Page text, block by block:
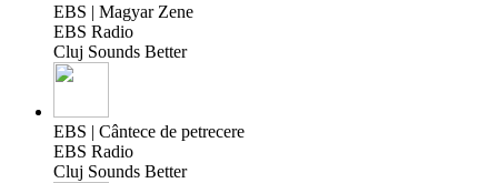
EBS | Magyar Zene
EBS Radio
Cluj Sounds Better
EBS | Cântece de petrecere
EBS Radio
Cluj Sounds Better